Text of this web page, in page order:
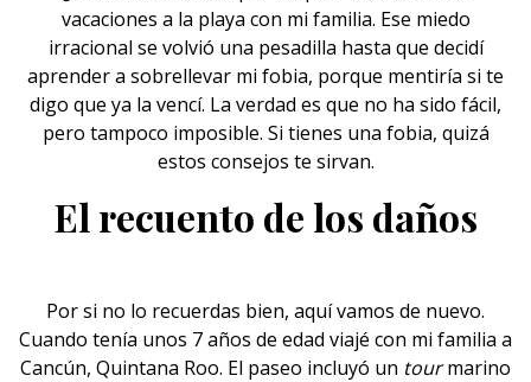
vacaciones a la playa con mi familia. Ese miedo
irracional se volvió una pesadilla hasta que decidí
aprender a sobrellevar mi fobia, porque mentiría si te
digo que ya la vencí. La verdad es que no ha sido fácil,
pero tampoco imposible. Si tienes una fobia, quizá
estos consejos te sirvan.
El recuento de los daños
Por si no lo recuerdas bien, aquí vamos de nuevo.
Cuando tenía unos 7 años de edad viajé con mi familia a
Cancún, Quintana Roo. El paseo incluyó un tourmarino